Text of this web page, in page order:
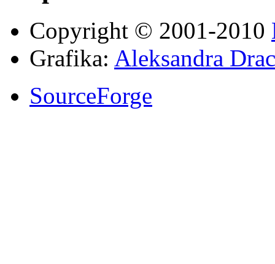
Copyright © 2001-2010
Grafika: Aleksandra
SourceForge